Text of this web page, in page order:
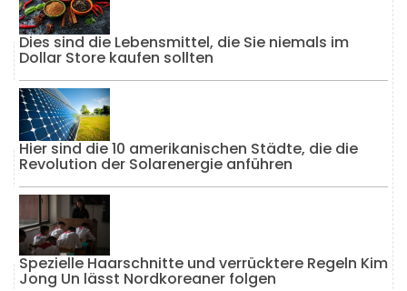
Dies sind die Lebensmittel, die Sie niemals im
Dollar Store kaufen sollten
Hier sind die 10 amerikanischen Städte, die die
Revolution der Solarenergie anführen
Spezielle Haarschnitte und verrücktere Regeln Kim
Jong Un lässt Nordkoreaner folgen